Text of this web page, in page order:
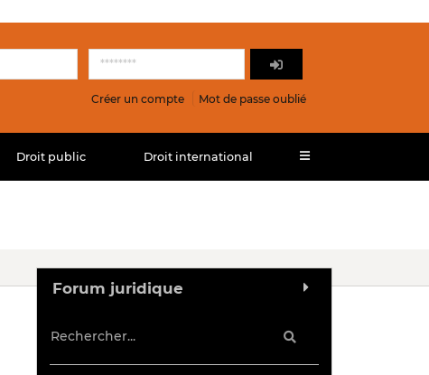
Créer un compte Mot de passe oublié
Droit public Droit international
Forum juridique